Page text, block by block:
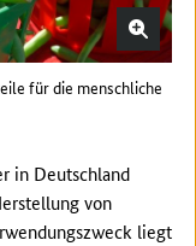
für die menschliche
in Deutschland
von
liegt